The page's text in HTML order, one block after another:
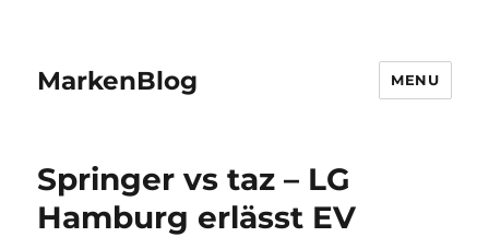
MarkenBlog MENU
Springer vs taz – LG
Hamburg erlässt EV